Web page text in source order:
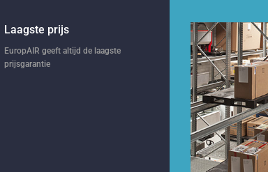
Laagste prijs
EuropAIR geeft altijd de laagste
prijsgarantie